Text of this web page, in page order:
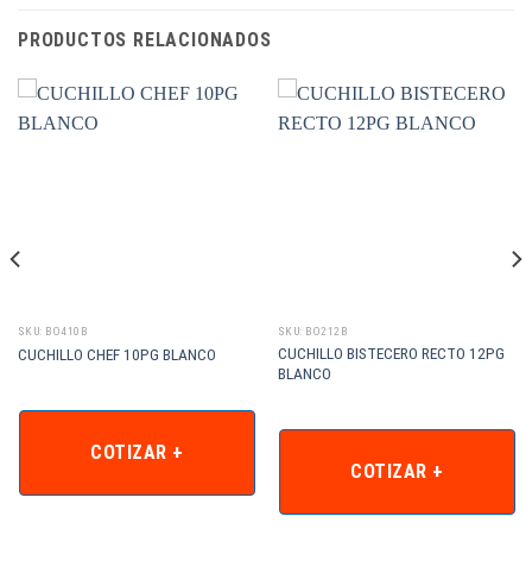
PRODUCTOS RELACIONADOS
SKU: BO410B
CUCHILLO CHEF 10PG BLANCO
COTIZAR +
SKU: BO212B
CUCHILLO BISTECERO RECTO 12PG
BLANCO
COTIZAR +